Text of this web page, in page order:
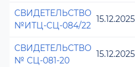
СВИДЕТЕЛЬСТВО
№ИТЦ-СЦ-084/22
15.12.2025
СВИДЕТЕЛЬСТВО
№ СЦ-081-20
15.12.2025